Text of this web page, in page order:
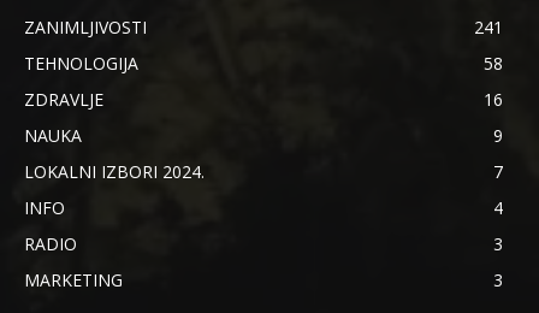
ZANIMLJIVOSTI
241
TEHNOLOGIJA
58
ZDRAVLJE
16
NAUKA
9
LOKALNI IZBORI 2024.
7
INFO
4
RADIO
3
MARKETING
3